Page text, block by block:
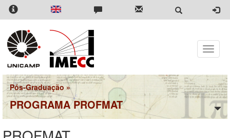
Pular
para
conteúdo
principal
Toggle
Pós-Graduação »
PROGRAMA PROFMAT